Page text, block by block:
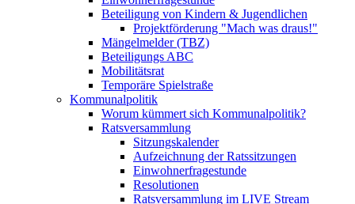
Beteiligung von Kindern & Jugendlichen
Projektförderung "Mach was draus!"
Mängelmelder (TBZ)
Beteiligungs ABC
Mobilitätsrat
Temporäre Spielstraße
Kommunalpolitik
Worum kümmert sich Kommunalpolitik?
Ratsversammlung
Sitzungskalender
Aufzeichnung der Ratssitzungen
Einwohnerfragestunde
Resolutionen
Ratsversammlung im LIVE Stream